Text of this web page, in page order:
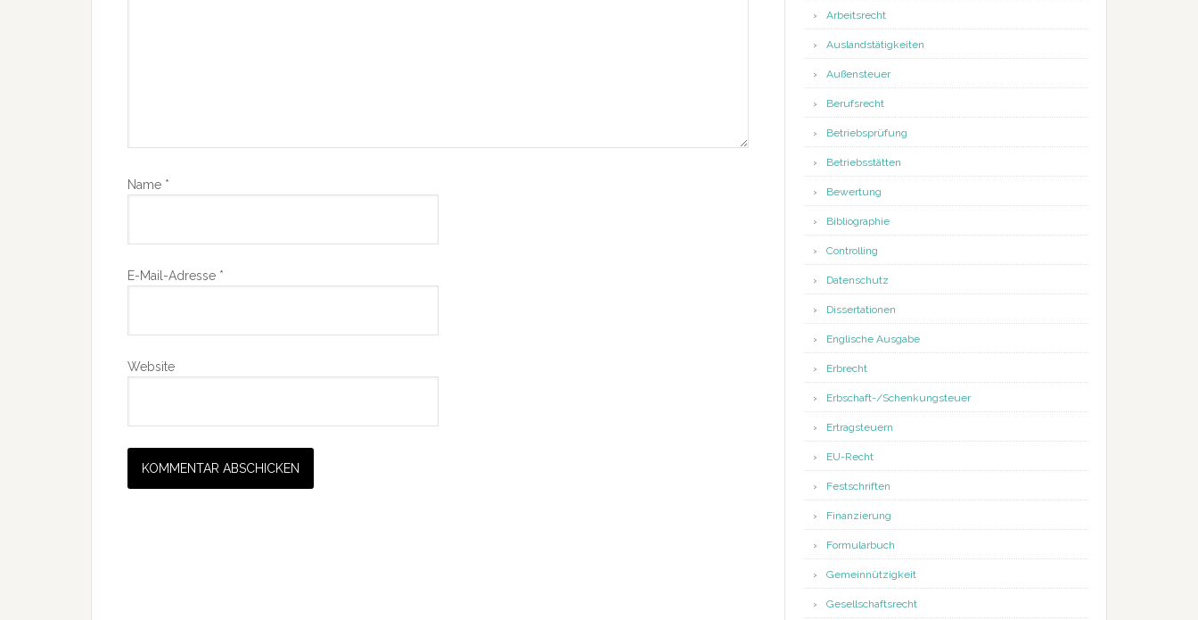
Name *
E-Mail-Adresse *
Website
Arbeitsrecht
Auslandstätigkeiten
Außensteuer
Berufsrecht
Betriebsprüfung
Betriebsstätten
Bewertung
Bibliographie
Controlling
Datenschutz
Dissertationen
Englische Ausgabe
Erbrecht
Erbschaft-/Schenkungsteuer
Ertragsteuern
EU-Recht
Festschriften
Finanzierung
Formularbuch
Gemeinnützigkeit
Gesellschaftsrecht